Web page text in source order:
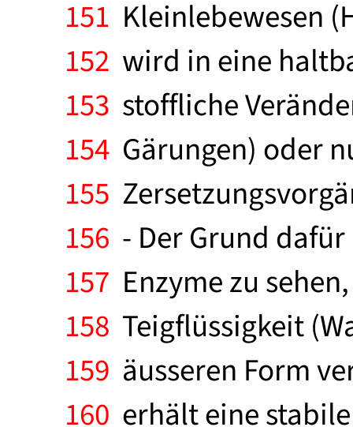
151 Kleinlebewesen
152 wird in eine
153 stoffliche
154 Gärungen) oder
155
156 - Der Grund
157 Enzyme zu
158 Teigflüssigkeit
159 äusseren Form
160 erhält eine